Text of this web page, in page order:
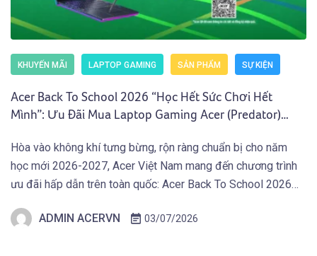
KHUYẾN MÃI LAPTOP GAMING SẢN PHẨM SỰ KIỆN
Acer Back To School 2026 “Học Hết Sức Chơi Hết
Mình”: Ưu Đãi Mua Laptop Gaming Acer (Predator)
Hòa vào không khí tưng bừng, rộn ràng chuẩn bị cho năm
học mới 2026-2027, Acer Việt Nam mang đến chương trình
ưu đãi hấp dẫn trên toàn quốc: Acer Back To School 2026
Sinh Viên và người dùng sở hữu Laptop Gaming […]
ADMIN ACERVN 03/07/2026